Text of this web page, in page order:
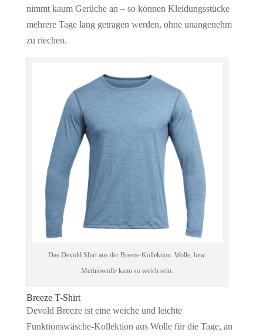
nimmt kaum Gerüche an – so können Kleidungsstücke
mehrere Tage lang getragen werden, ohne unangenehm
zu riechen.
Das Devold Shirt aus der Breeze-Kollektion. Wolle, bzw.
Merinowolle kann so weich sein.
Breeze T-Shirt
Devold Breeze ist eine weiche und leichte
Funktionswäsche-Kollektion aus Wolle für die Tage, an